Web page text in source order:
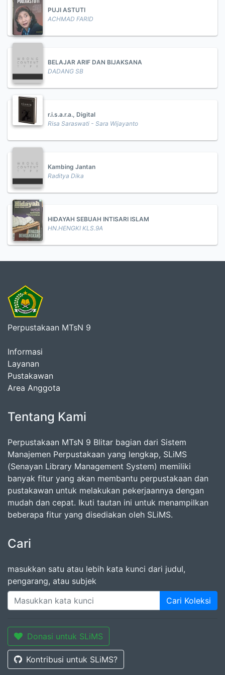
PUJI ASTUTI
ACHMAD FARID
BELAJAR ARIF DAN BIJAKSANA
DADANG SB
r.i.s.a.r.a., Digital
Risa Saraswati - Sara Wijayanto
Kambing Jantan
Raditya Dika
HIDAYAH SEBUAH INTISARI ISLAM
HN.HENGKI KLS.9A
Perpustakaan MTsN 9
Informasi
Layanan
Pustakawan
Area Anggota
Tentang Kami
Perpustakaan MTsN 9 Blitar bagian dari Sistem
Manajemen Perpustakaan yang lengkap, SLiMS
(Senayan Library Management System) memiliki
banyak fitur yang akan membantu perpustakaan dan
pustakawan untuk melakukan pekerjaannya dengan
mudah dan cepat. Ikuti tautan ini untuk menampilkan
beberapa fitur yang disediakan oleh SLiMS.
Cari
masukkan satu atau lebih kata kunci dari judul,
pengarang, atau subjek
Cari Koleksi
Donasi untuk SLiMS
Kontribusi untuk SLiMS?